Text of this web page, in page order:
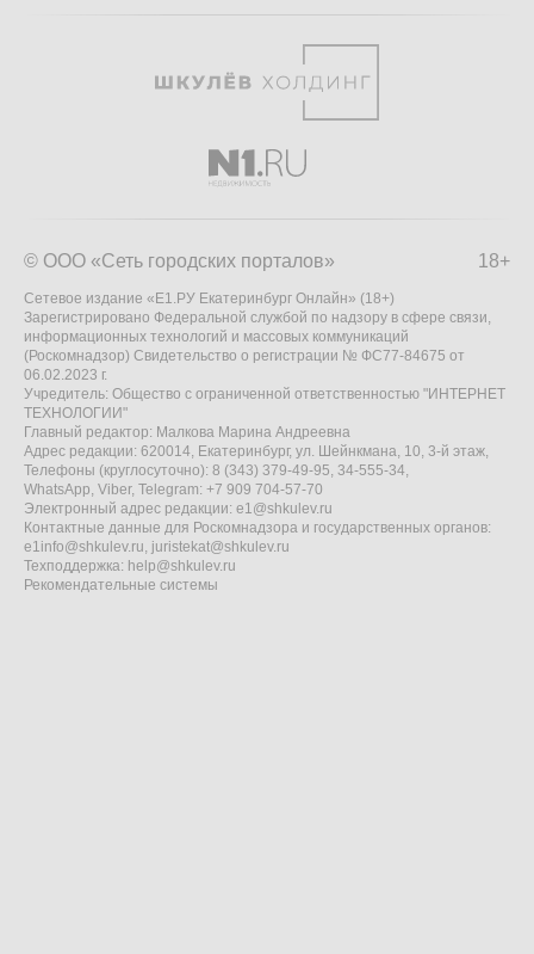
18+
© ООО «Сеть городских порталов»
Сетевое издание «Е1.РУ Екатеринбург Онлайн» (18+)
Зарегистрировано Федеральной службой по надзору в сфере связи,
информационных технологий и массовых коммуникаций
(Роскомнадзор) Свидетельство о регистрации № ФС77-84675 от
06.02.2023 г.
Учредитель: Общество с ограниченной ответственностью "ИНТЕРНЕТ
ТЕХНОЛОГИИ"
Главный редактор: Малкова Марина Андреевна
Адрес редакции: 620014, Екатеринбург, ул. Шейнкмана, 10, 3-й этаж,
Телефоны (круглосуточно): 8 (343) 379-49-95, 34-555-34,
WhatsApp, Viber, Telegram: +7 909 704-57-70
Электронный адрес редакции: e1@shkulev.ru
Контактные данные для Роскомнадзора и государственных органов:
e1info@shkulev.ru, juristekat@shkulev.ru
Техподдержка: help@shkulev.ru
Рекомендательные системы